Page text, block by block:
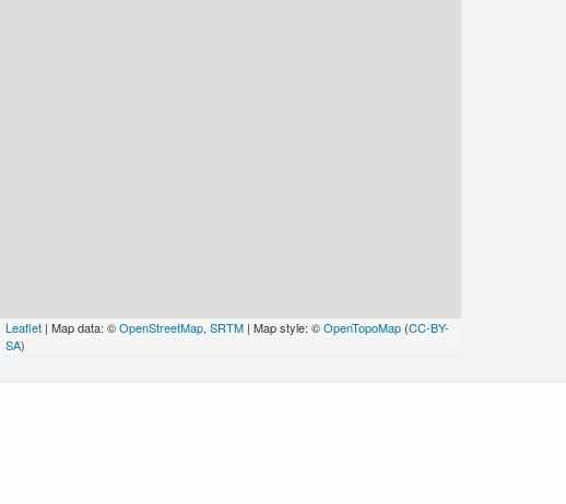
Leaflet | Map data: ©OpenStreetMap, SRTM | Map style: ©OpenTopoMap (CC-BY-
SA)